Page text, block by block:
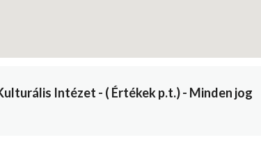
Intézet - ( Értékek p.t.) - Minden jog